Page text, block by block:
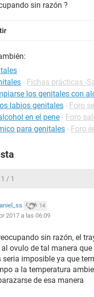
sin razón ?
- Fichas prácticas -
los genitales con
labios genitales - Foro
en el pene - Foro
para genitales - Foro
1 / 1
14
2017 a las 06:09
sin razón, el
ovulo de tal manera
seria imposible ya que
a la temperatura
de esa manera